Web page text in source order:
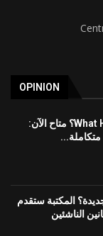
OPINION
العدد الجديد من مجلة What Hi-Fi؟ متاح الآن:
المكتبة ستقدم
الناشئين